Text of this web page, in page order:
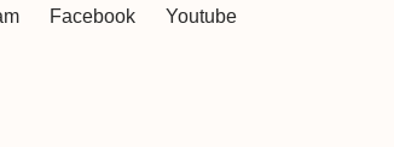
Facebook Youtube